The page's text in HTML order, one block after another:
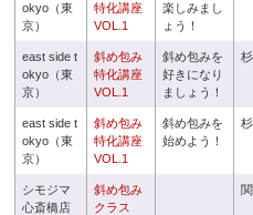
okyo（東
京）
特化講座
VOL.1
楽しみまし
ょう！
east side t
okyo（東
京）
斜め包み
特化講座
VOL.1
斜め包みを
好きになり
ましょう！
east side t
okyo（東
京）
斜め包み
特化講座
VOL.1
斜め包みを
始めよう！
シモジマ
心斎橋店
斜め包み
クラス
関